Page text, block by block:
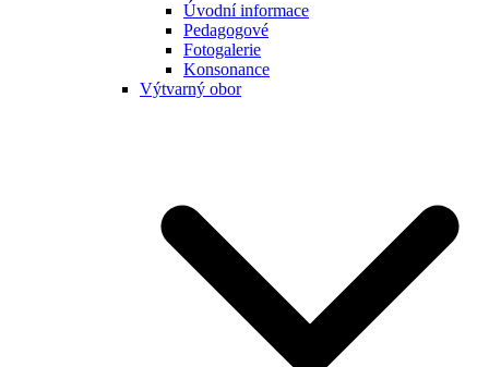
Úvodní informace
Pedagogové
Fotogalerie
Konsonance
Výtvarný obor